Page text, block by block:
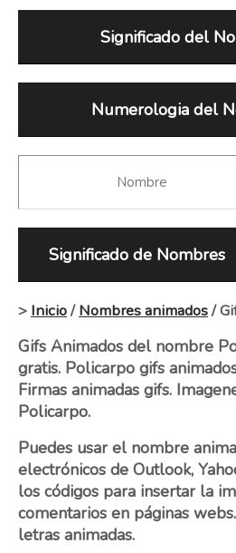
Significado del
Numerologia del
Significado de Nombres
> Inicio/Nombres animados/
Gifs Animados del nombre
gratis. Policarpo gifs
Firmas animadas gifs.
Policarpo.
Puedes usar el nombre
electrónicos de Outlook,
los códigos para insertar la
comentarios en páginas
letras animadas.